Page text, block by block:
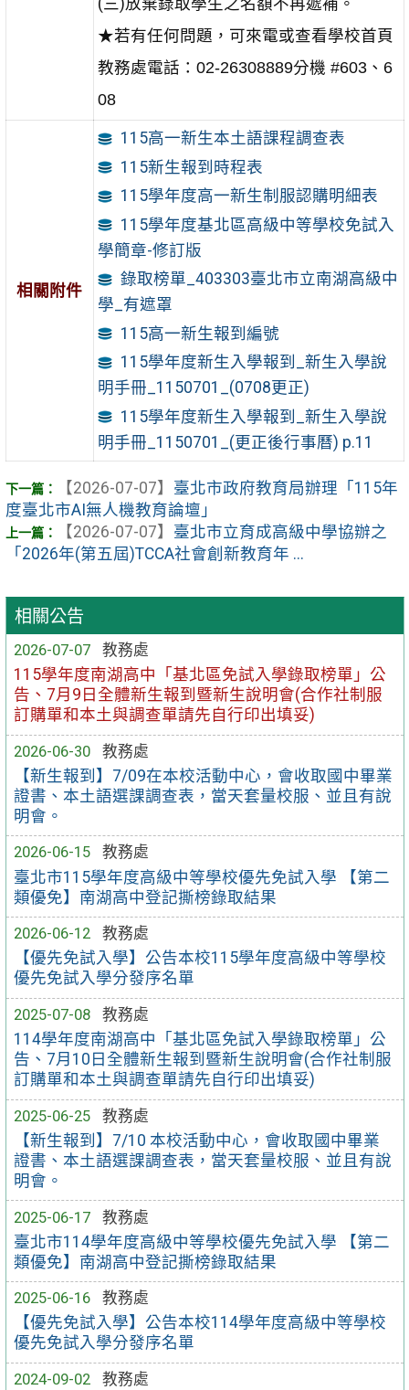
相關公告
2026-07-07
教務處
115學年度南湖高中「基北區免試入學錄取榜單」公
告、7月9日全體新生報到暨新生說明會(合作社制服
訂購單和本土與調查單請先自行印出填妥)
2026-06-30
教務處
【新生報到】7/09在本校活動中心，會收取國中畢業
證書、本土語選課調查表，當天套量校服、並且有說
明會。
2026-06-15
教務處
臺北市115學年度高級中等學校優先免試入學 【第二
類優免】南湖高中登記撕榜錄取結果
2026-06-12
教務處
【優先免試入學】公告本校115學年度高級中等學校
優先免試入學分發序名單
2025-07-08
教務處
114學年度南湖高中「基北區免試入學錄取榜單」公
告、7月10日全體新生報到暨新生說明會(合作社制服
訂購單和本土與調查單請先自行印出填妥)
2025-06-25
教務處
【新生報到】7/10 本校活動中心，會收取國中畢業
證書、本土語選課調查表，當天套量校服、並且有說
明會。
2025-06-17
教務處
臺北市114學年度高級中等學校優先免試入學 【第二
類優免】南湖高中登記撕榜錄取結果
2025-06-16
教務處
【優先免試入學】公告本校114學年度高級中等學校
優先免試入學分發序名單
2024-09-02
教務處
★若有任何問題，可來電或查看學校首頁
教務處電話：02-26308889分機 #603、6
08
相關附件
115高一新生本土語課程調查表
115新生報到時程表
115學年度高一新生制服認購明細表
115學年度基北區高級中等學校免試入
學簡章-修訂版
錄取榜單_403303臺北市立南湖高級中
學_有遮罩
115高一新生報到編號
115學年度新生入學報到_新生入學說
明手冊_1150701_(0708更正)
115學年度新生入學報到_新生入學說
明手冊_1150701_(更正後行事曆) p.11
【2026-07-07】 臺北市政府教育局辦理「115年
度臺北市AI無人機教育論壇」
【2026-07-07】 臺北市立育成高級中學協辦之
「2026年(第五屆)TCCA社會創新教育年 ...